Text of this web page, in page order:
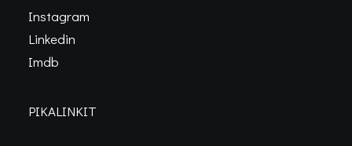
Instagram
Linkedin
Imdb
PIKALINKIT